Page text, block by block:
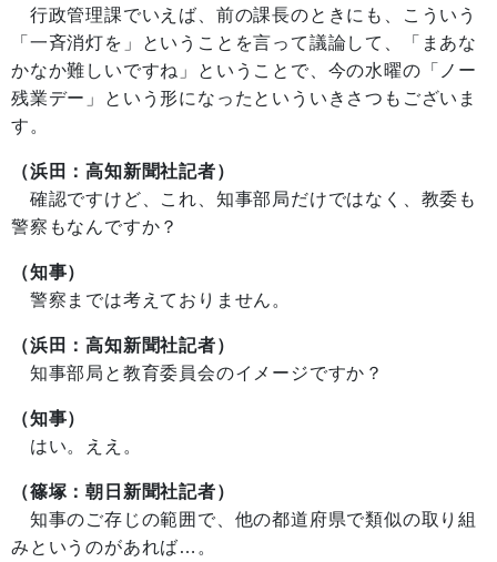
行政管理課でいえば、前の課長のときにも、こういう
「一斉消灯を」ということを言って議論して、「まあな
かなか難しいですね」ということで、今の水曜の「ノー
残業デー」という形になったといういきさつもございま
す。
（浜田：高知新聞社記者）
確認ですけど、これ、知事部局だけではなく、教委も
警察もなんですか？
（知事）
警察までは考えておりません。
（浜田：高知新聞社記者）
知事部局と教育委員会のイメージですか？
（知事）
はい。ええ。
（篠塚：朝日新聞社記者）
知事のご存じの範囲で、他の都道府県で類似の取り組
みというのがあれば…。